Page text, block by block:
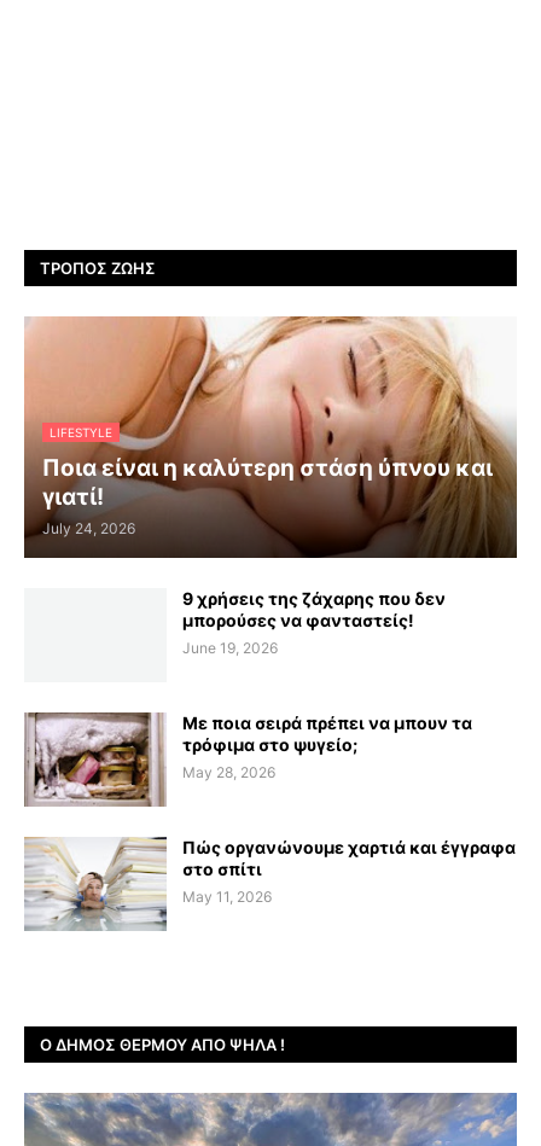
ΤΡΌΠΟΣ ΖΩΉΣ
LIFESTYLE
Ποια είναι η καλύτερη στάση ύπνου και
γιατί!
July 24, 2026
9 χρήσεις της ζάχαρης που δεν
μπορούσες να φανταστείς!
June 19, 2026
Με ποια σειρά πρέπει να μπουν τα
τρόφιμα στο ψυγείο;
May 28, 2026
Πώς οργανώνουμε χαρτιά και έγγραφα
στο σπίτι
May 11, 2026
Ο ΔΉΜΟΣ ΘΈΡΜΟΥ ΑΠΌ ΨΗΛΆ !